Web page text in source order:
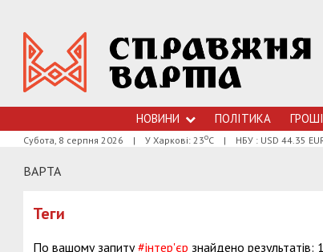
НОВИНИ ПОЛІТИКА ГРОШI
Субота, 8 серпня 2026 | У Харкові: 23оС | НБУ : USD 44.35
ВАРТА
Теги
По вашому запиту#інтер'єр знайдено результатів: 1